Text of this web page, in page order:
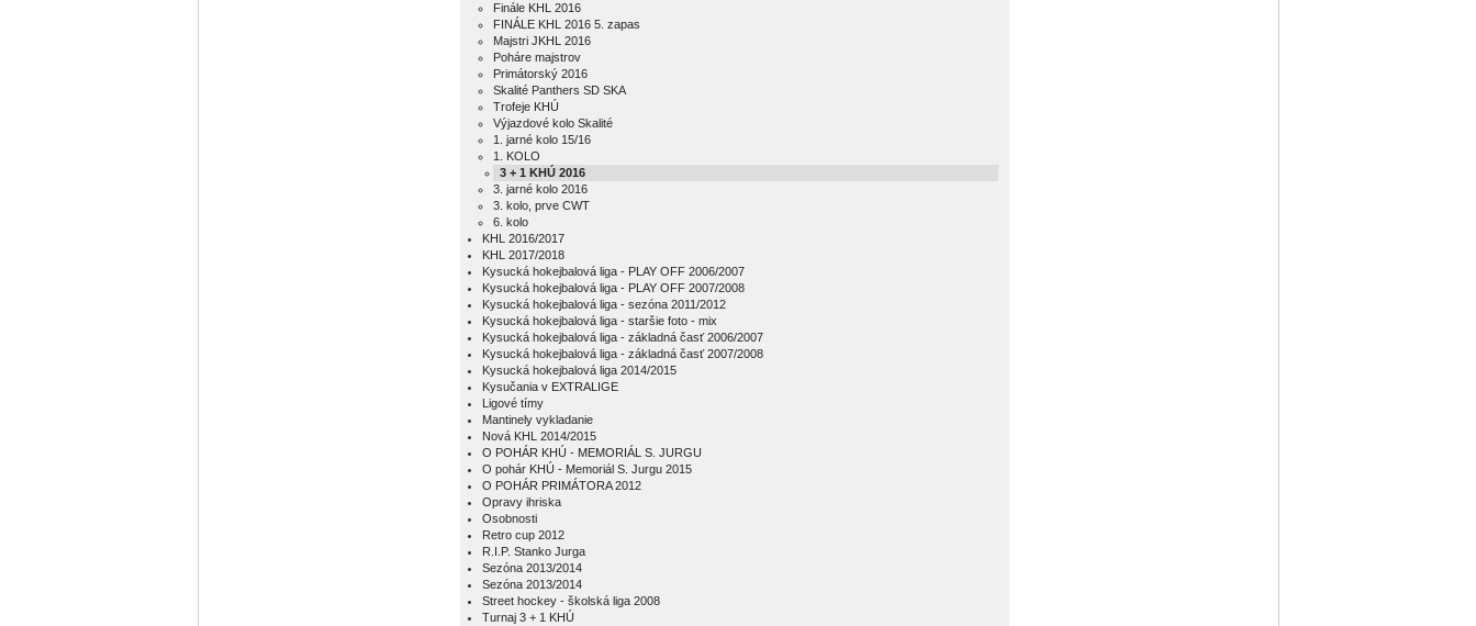
Finále KHL 2016
FINÁLE KHL 2016 5. zapas
Majstri JKHL 2016
Poháre majstrov
Primátorský 2016
Skalité Panthers SD SKA
Trofeje KHÚ
Výjazdové kolo Skalité
1. jarné kolo 15/16
1. KOLO
3 + 1 KHÚ 2016
3. jarné kolo 2016
3. kolo, prve CWT
6. kolo
KHL 2016/2017
KHL 2017/2018
Kysucká hokejbalová liga - PLAY OFF 2006/2007
Kysucká hokejbalová liga - PLAY OFF 2007/2008
Kysucká hokejbalová liga - sezóna 2011/2012
Kysucká hokejbalová liga - staršie foto - mix
Kysucká hokejbalová liga - základná časť 2006/2007
Kysucká hokejbalová liga - základná časť 2007/2008
Kysucká hokejbalová liga 2014/2015
Kysučania v EXTRALIGE
Ligové tímy
Mantinely vykladanie
Nová KHL 2014/2015
O POHÁR KHÚ - MEMORIÁL S. JURGU
O pohár KHÚ - Memoriál S. Jurgu 2015
O POHÁR PRIMÁTORA 2012
Opravy ihriska
Osobnosti
Retro cup 2012
R.I.P. Stanko Jurga
Sezóna 2013/2014
Sezóna 2013/2014
Street hockey - školská liga 2008
Turnaj 3 + 1 KHÚ